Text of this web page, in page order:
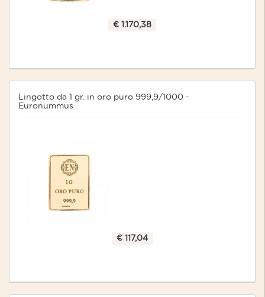
€ 1.170,38
Lingotto da 1 gr. in oro puro 999,9/1000 -
Euronummus
€ 117,04